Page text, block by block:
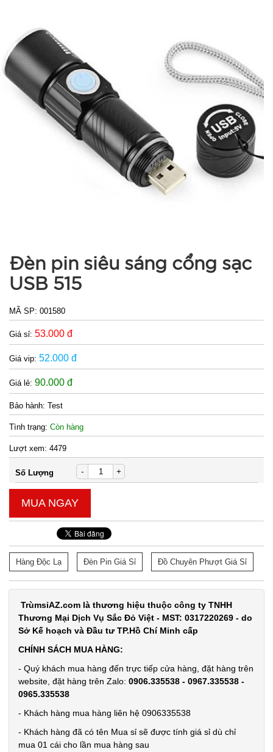
Đèn pin siêu sáng cổng sạc
USB 515
MÃ SP: 001580
Giá sỉ: 53.000 đ
Giá vip: 52.000 đ
Giá lẻ: 90.000 đ
Bảo hành: Test
Tình trạng: Còn hàng
Lượt xem: 4479
Số Lượng - +
MUA NGAY
Hàng Độc Lạ Đèn Pin Giá Sỉ Đồ Chuyên Phượt Giá Sỉ
TrùmsỉAZ.com là thương hiệu thuộc công ty TNHH
Thương Mại Dịch Vụ Sắc Đỏ Việt - MST: 0317220269 - do
Sở Kế hoạch và Đầu tư TP.Hồ Chí Minh cấp
CHÍNH SÁCH MUA HÀNG:
- Quý khách mua hàng đến trực tiếp cửa hàng, đặt hàng trên
website, đặt hàng trên Zalo: 0906.335538 - 0967.335538 -
0965.335538
- Khách hàng mua hàng liên hệ 0906335538
- Khách hàng đã có tên Mua sỉ sẽ được tính giá sỉ dù chỉ
mua 01 cái cho lần mua hàng sau
dính 5M -
BẢN TO
SP:
TÌNH
hành:
Slim túi
nilon rẻ (
T1000 )
MÃ
SP:
005066
GIÁ:
TÌNH